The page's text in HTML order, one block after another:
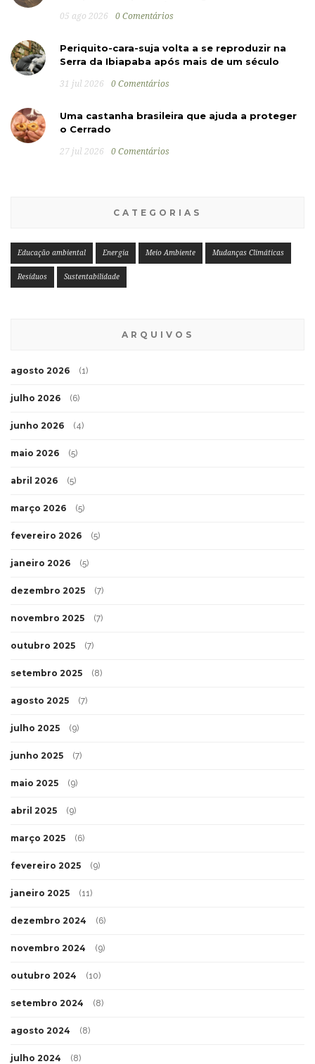
05 ago 2026 0 Comentários
Periquito-cara-suja volta a se reproduzir na
Serra da Ibiapaba após mais de um século
31 jul 2026 0 Comentários
Uma castanha brasileira que ajuda a proteger
o Cerrado
27 jul 2026 0 Comentários
CATEGORIAS
Educação ambiental Energia Meio Ambiente Mudanças Climáticas
Resíduos Sustentabilidade
ARQUIVOS
agosto 2026 (1)
julho 2026 (6)
junho 2026 (4)
maio 2026 (5)
abril 2026 (5)
março 2026 (5)
fevereiro 2026 (5)
janeiro 2026 (5)
dezembro 2025 (7)
novembro 2025 (7)
outubro 2025 (7)
setembro 2025 (8)
agosto 2025 (7)
julho 2025 (9)
junho 2025 (7)
maio 2025 (9)
abril 2025 (9)
março 2025 (6)
fevereiro 2025 (9)
janeiro 2025 (11)
dezembro 2024 (6)
novembro 2024 (9)
outubro 2024 (10)
setembro 2024 (8)
agosto 2024 (8)
julho 2024 (8)